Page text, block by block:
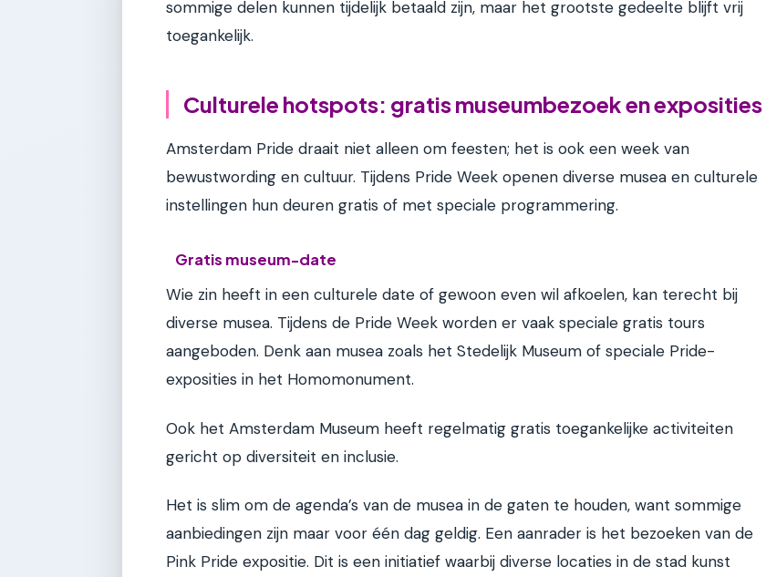
sommige delen kunnen tijdelijk betaald zijn, maar het grootste gedeelte blijft vrij
toegankelijk.
Culturele hotspots: gratis museumbezoek en exposities
Amsterdam Pride draait niet alleen om feesten; het is ook een week van
bewustwording en cultuur. Tijdens Pride Week openen diverse musea en culturele
instellingen hun deuren gratis of met speciale programmering.
Gratis museum-date
Wie zin heeft in een culturele date of gewoon even wil afkoelen, kan terecht bij
diverse musea. Tijdens de Pride Week worden er vaak speciale gratis tours
aangeboden. Denk aan musea zoals het Stedelijk Museum of speciale Pride-
exposities in het Homomonument.
Ook het Amsterdam Museum heeft regelmatig gratis toegankelijke activiteiten
gericht op diversiteit en inclusie.
Het is slim om de agenda’s van de musea in de gaten te houden, want sommige
aanbiedingen zijn maar voor één dag geldig. Een aanrader is het bezoeken van de
Pink Pride expositie. Dit is een initiatief waarbij diverse locaties in de stad kunst